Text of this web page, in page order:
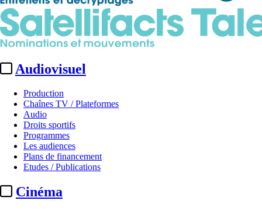
Audiovisuel
Production
Chaînes TV / Plateformes
Audio
Droits sportifs
Programmes
Les audiences
Plans de financement
Etudes / Publications
Cinéma